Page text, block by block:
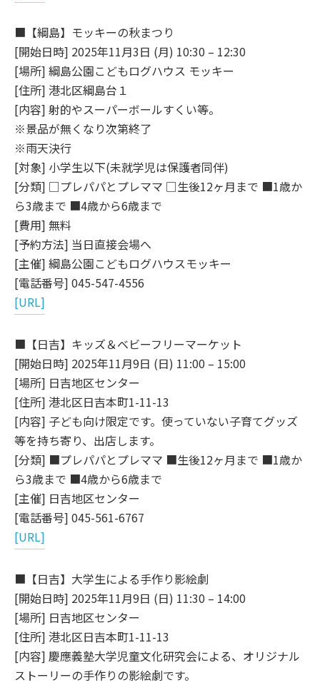
■【綱島】モッキーの秋まつり
[開始日時] 2025年11月3日 (月) 10:30 – 12:30
[場所] 綱島公園こどもログハウス モッキー
[住所] 港北区綱島台１
[内容] 射的やスーパーボールすくい等。
※景品が無くなり次第終了
※雨天決行
[対象] 小学生以下(未就学児は保護者同伴)
[分類] □プレパパとプレママ □生後12ヶ月まで ■1歳か
ら3歳まで ■4歳から6歳まで
[費用] 無料
[予約方法] 当日直接会場へ
[主催] 綱島公園こどもログハウスモッキー
[電話番号] 045-547-4556
[URL]
■【日吉】キッズ＆ベビーフリーマーケット
[開始日時] 2025年11月9日 (日) 11:00 – 15:00
[場所] 日吉地区センター
[住所] 港北区日吉本町1-11-13
[内容] 子ども向け限定です。使っていない子育てグッズ
等を持ち寄り、出店します。
[分類] ■プレパパとプレママ ■生後12ヶ月まで ■1歳か
ら3歳まで ■4歳から6歳まで
[主催] 日吉地区センター
[電話番号] 045-561-6767
[URL]
■【日吉】大学生による手作り影絵劇
[開始日時] 2025年11月9日 (日) 11:30 – 14:00
[場所] 日吉地区センター
[住所] 港北区日吉本町1-11-13
[内容] 慶應義塾大学児童文化研究会による、オリジナル
ストーリーの手作りの影絵劇です。